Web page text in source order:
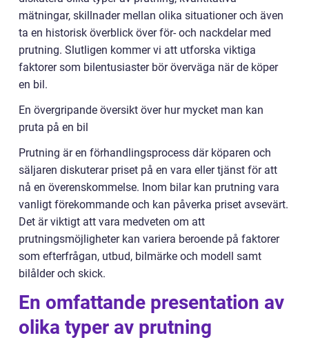
mätningar, skillnader mellan olika situationer och även
ta en historisk överblick över för- och nackdelar med
prutning. Slutligen kommer vi att utforska viktiga
faktorer som bilentusiaster bör överväga när de köper
en bil.
En övergripande översikt över hur mycket man kan
pruta på en bil
Prutning är en förhandlingsprocess där köparen och
säljaren diskuterar priset på en vara eller tjänst för att
nå en överenskommelse. Inom bilar kan prutning vara
vanligt förekommande och kan påverka priset avsevärt.
Det är viktigt att vara medveten om att
prutningsmöjligheter kan variera beroende på faktorer
som efterfrågan, utbud, bilmärke och modell samt
bilålder och skick.
En omfattande presentation av
olika typer av prutning